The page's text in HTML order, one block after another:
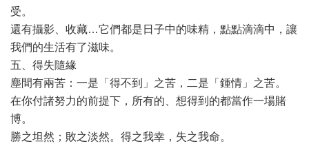
受。
還有攝影、收藏…它們都是日子中的味精，點點滴滴中，讓
我們的生活有了滋味。
五、得失隨緣
塵間有兩苦：一是「得不到」之苦，二是「鍾情」之苦。
在你付諸努力的前提下，所有的、想得到的都當作一場賭
博。
勝之坦然；敗之淡然。得之我幸，失之我命。